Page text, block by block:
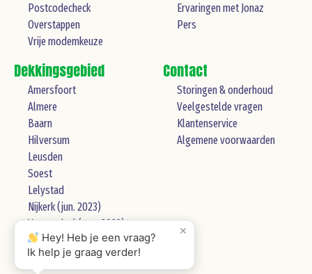
Postcodecheck
Overstappen
Vrije modemkeuze
Ervaringen met Jonaz
Pers
Dekkingsgebied
Amersfoort
Almere
Baarn
Hilversum
Leusden
Soest
Lelystad
Nijkerk (jun. 2023)
Veenendaal (aug. 2023)
Gooise Meren (okt. 2023)
Contact
Storingen & onderhoud
Veelgestelde vragen
Klantenservice
Algemene voorwaarden
×
Hey! Heb je een vraag?
Ik help je graag verder!